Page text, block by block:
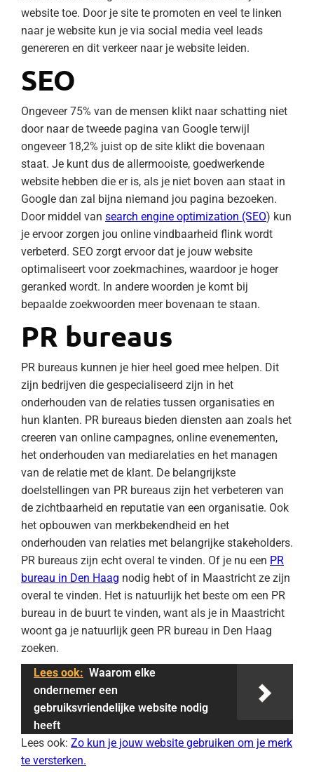
website toe. Door je site te promoten en veel te linken
naar je website kun je via social media veel leads
genereren en dit verkeer naar je website leiden.
SEO
Ongeveer 75% van de mensen klikt naar schatting niet
door naar de tweede pagina van Google terwijl
ongeveer 18,2% juist op de site klikt die bovenaan
staat. Je kunt dus de allermooiste, goedwerkende
website hebben die er is, als je niet boven aan staat in
Google dan zal bijna niemand jou pagina bezoeken.
Door middel van search engine optimization (SEO) kun
je ervoor zorgen jou online vindbaarheid flink wordt
verbeterd. SEO zorgt ervoor dat je jouw website
optimaliseert voor zoekmachines, waardoor je hoger
geranked wordt. In andere woorden je komt bij
bepaalde zoekwoorden meer bovenaan te staan.
PR bureaus
PR bureaus kunnen je hier heel goed mee helpen. Dit
zijn bedrijven die gespecialiseerd zijn in het
onderhouden van de relaties tussen organisaties en
hun klanten. PR bureaus bieden diensten aan zoals het
creeren van online campagnes, online evenementen,
het onderhouden van mediarelaties en het managen
van de relatie met de klant. De belangrijkste
doelstellingen van PR bureaus zijn het verbeteren van
de zichtbaarheid en reputatie van een organisatie. Ook
het opbouwen van merkbekendheid en het
onderhouden van relaties met belangrijke stakeholders.
PR bureaus zijn echt overal te vinden. Of je nu een PR
bureau in Den Haag nodig hebt of in Maastricht ze zijn
overal te vinden. Het is natuurlijk het beste om een PR
bureau in de buurt te vinden, want als je in Maastricht
woont ga je natuurlijk geen PR bureau in Den Haag
zoeken.
Lees ook: Waarom elke
ondernemer een
gebruiksvriendelijke website nodig
heeft
Lees ook: Zo kun je jouw website gebruiken om je merk
te versterken.